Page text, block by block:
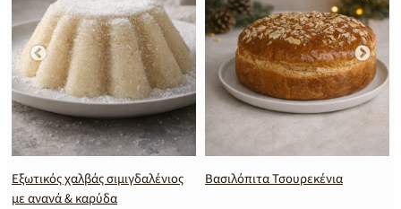
Εξωτικός χαλβάς σιμιγδαλένιος
με ανανά & καρύδα
Βασιλόπιτα Τσουρεκένια